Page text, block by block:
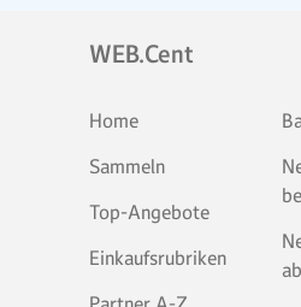
WEB.Cent
Home
Sammeln
Top-Angebote
Einkaufsrubriken